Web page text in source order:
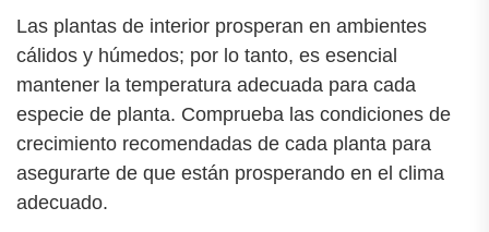
Las plantas de interior prosperan en ambientes
cálidos y húmedos; por lo tanto, es esencial
mantener la temperatura adecuada para cada
especie de planta. Comprueba las condiciones de
crecimiento recomendadas de cada planta para
asegurarte de que están prosperando en el clima
adecuado.